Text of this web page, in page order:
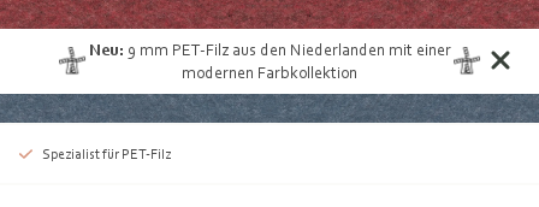
Neu: 9 mm PET-Filz aus den Niederlanden mit einer
modernen Farbkollektion
Spezialist für PET-Filz